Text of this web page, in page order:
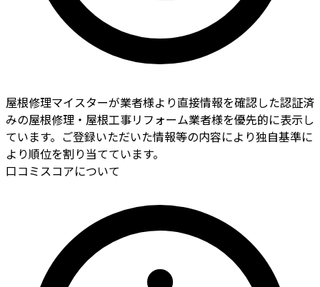
屋根修理マイスターが業者様より直接情報を確認した認証済
みの屋根修理・屋根工事リフォーム業者様を優先的に表示し
ています。ご登録いただいた情報等の内容により独自基準に
より順位を割り当てています。
口コミスコアについて